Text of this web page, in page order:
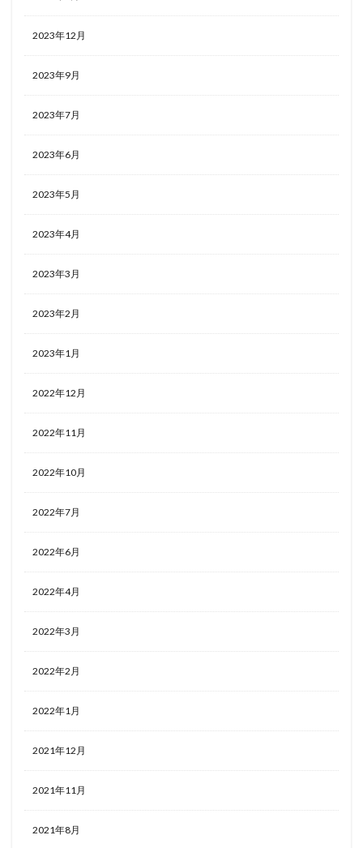
2023年12月
2023年9月
2023年7月
2023年6月
2023年5月
2023年4月
2023年3月
2023年2月
2023年1月
2022年12月
2022年11月
2022年10月
2022年7月
2022年6月
2022年4月
2022年3月
2022年2月
2022年1月
2021年12月
2021年11月
2021年8月